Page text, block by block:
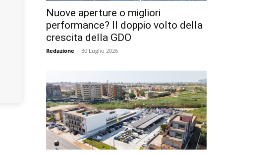
Nuove aperture o migliori
performance? Il doppio volto della
crescita della GDO
Redazione - 30 Luglio 2026